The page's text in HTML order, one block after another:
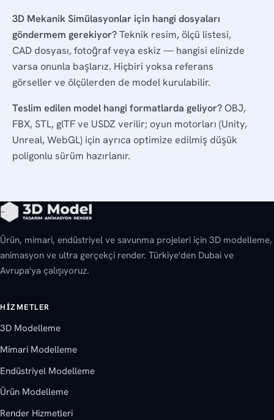
3D Mekanik Simülasyonlar için hangi dosyaları
göndermem gerekiyor?Teknik resim, ölçü listesi,
CAD dosyası, fotoğraf veya eskiz — hangisi elinizde
varsa onunla başlarız. Hiçbiri yoksa referans
görseller ve ölçülerden de model kurulabilir.
Teslim edilen model hangi formatlarda geliyor?OBJ,
FBX, STL, glTF ve USDZ verilir; oyun motorları (Unity,
Unreal, WebGL) için ayrıca optimize edilmiş düşük
poligonlu sürüm hazırlanır.
Ürün, mimari, endüstriyel ve savunma projeleri için 3D modelleme,
animasyon ve ultra gerçekçi render. Türkiye'den Dubai ve
Avrupa'ya çalışıyoruz.
HIZMETLER
3D Modelleme
Mimari Modelleme
Endüstriyel Modelleme
Ürün Modelleme
Render Hizmetleri